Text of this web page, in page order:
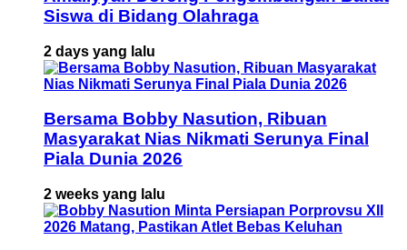
Siswa di Bidang Olahraga
2 days yang lalu
Bersama Bobby Nasution, Ribuan
Masyarakat Nias Nikmati Serunya Final
Piala Dunia 2026
2 weeks yang lalu